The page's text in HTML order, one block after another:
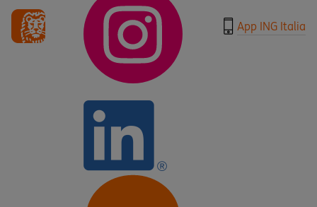
App ING Italia